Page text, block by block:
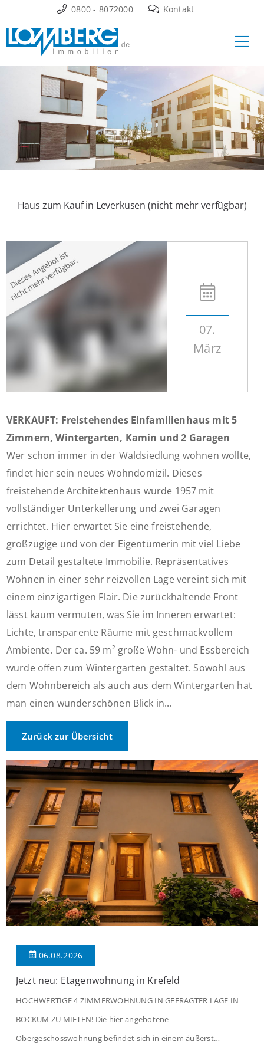
Inhalt
springen
0800 - 8072000 Kontakt
Haus zum Kauf in Leverkusen (nicht mehr verfügbar)
07.
März
VERKAUFT: Freistehendes Einfamilienhaus mit 5
Zimmern, Wintergarten, Kamin und 2 Garagen
Wer schon immer in der Waldsiedlung wohnen wollte,
findet hier sein neues Wohndomizil. Dieses
freistehende Architektenhaus wurde 1957 mit
vollständiger Unterkellerung und zwei Garagen
errichtet. Hier erwartet Sie eine freistehende,
großzügige und von der Eigentümerin mit viel Liebe
zum Detail gestaltete Immobilie. Repräsentatives
Wohnen in einer sehr reizvollen Lage vereint sich mit
einem einzigartigen Flair. Die zurückhaltende Front
lässt kaum vermuten, was Sie im Inneren erwartet:
Lichte, transparente Räume mit geschmackvollem
Ambiente. Der ca. 59 m² große Wohn- und Essbereich
wurde offen zum Wintergarten gestaltet. Sowohl aus
dem Wohnbereich als auch aus dem Wintergarten hat
man einen wunderschönen Blick in...
Zurück zur Übersicht
06.08.2026
Jetzt neu: Etagenwohnung in Krefeld
HOCHWERTIGE 4 ZIMMERWOHNUNG IN GEFRAGTER LAGE IN
BOCKUM ZU MIETEN! Die hier angebotene
Obergeschosswohnung befindet sich in einem äußerst